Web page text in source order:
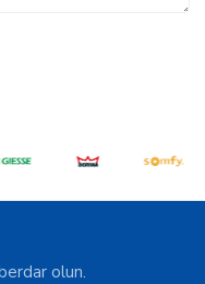
olun.